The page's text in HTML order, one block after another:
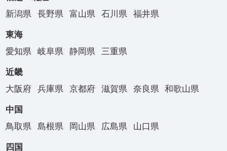
新潟県
長野県 富山県 石川県 福井県
東海
愛知県
岐阜県 静岡県 三重県
近畿
大阪府
兵庫県 京都府 滋賀県 奈良県 和歌山県
中国
鳥取県
島根県 岡山県 広島県 山口県
四国